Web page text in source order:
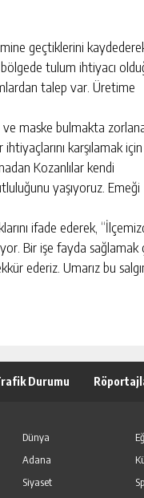
geçtiklerini
tulum ihtiyacı
talep var. Üretime
ve maske bulmakta
karşılamak için
Kozanlılar kendi
yaşıyoruz. Emeği
ifade ederek,
Bir işe fayda sağlamak
ederiz. Umarız bu
Durumu
Dünya
Adana
Siyaset